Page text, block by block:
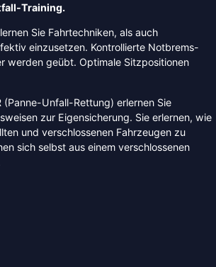
Training.
Sie Fahrtechniken, als auch
einzusetzen. Kontrollierte Notbrems-
werden geübt. Optimale Sitzpositionen
(Panne-Unfall-Rettung) erlernen Sie
zur Eigensicherung. Sie erlernen, wie
und verschlossenen Fahrzeugen zu
sich selbst aus einem verschlossenen